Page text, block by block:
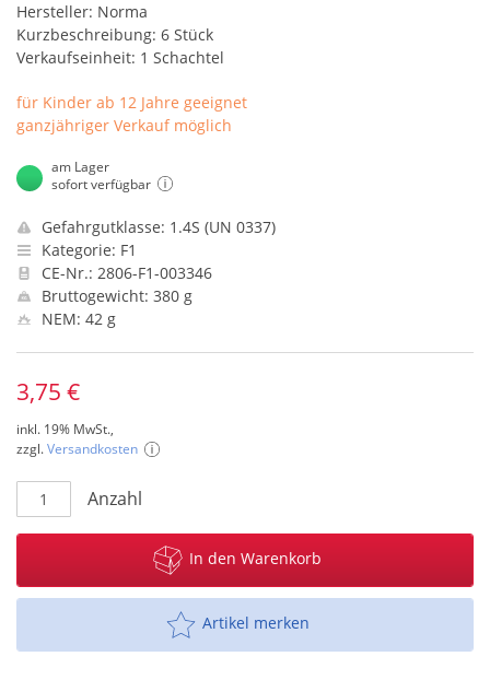
Hersteller: Norma
Kurzbeschreibung: 6 Stück
Verkaufseinheit: 1 Schachtel
für Kinder ab 12 Jahre geeignet
ganzjähriger Verkauf möglich
am Lager
sofort verfügbar
Gefahrgutklasse: 1.4S (UN 0337)
Kategorie: F1
CE-Nr.: 2806-F1-003346
Bruttogewicht: 380 g
NEM: 42 g
3,75 €
inkl. 19% MwSt.,
zzgl.Versandkosten
Anzahl
In den Warenkorb
Artikel merken